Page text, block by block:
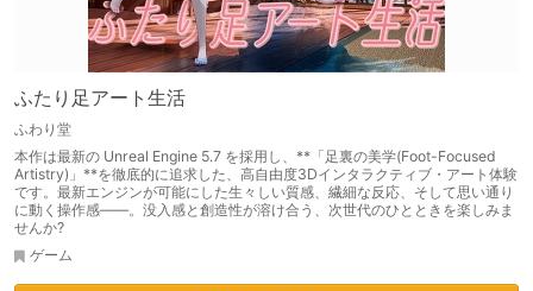
ふたり足アート生活
ふわり堂
本作は最新の Unreal Engine 5.7 を採用し、**「足裏の美学(Foot-Focused
Artistry)」**を徹底的に追求した、高自由度3Dインタラクティブ・アート体験
です。最新エンジンが可能にした生々しい質感、繊細な反応、そして思い通り
に動く操作感――。没入感と創造性が溶け合う、次世代のひとときを楽しみま
せんか?
ゲーム